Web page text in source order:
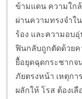
ข้ามแดน ความใก
ผ่านความทรงจำใ
ร้อง และความอบ
ฟินกลับถูกตัดด้วยค
ยื้อยุดฉุดกระชากจ
ภัยตรงหน้า เหตุกา
ผลักให้ โรส ต้องเ